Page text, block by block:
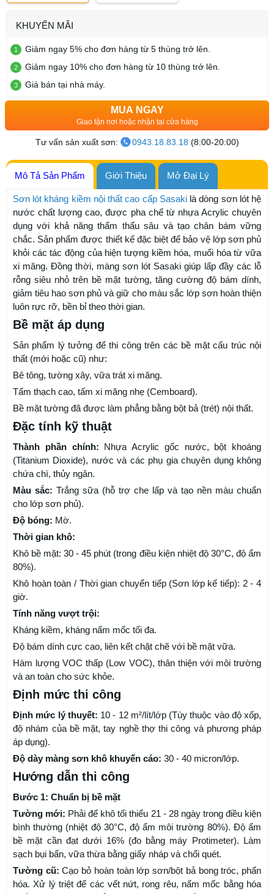
KHUYẾN MÃI
Giảm ngay 5% cho đơn hàng từ 5 thùng trở lên.
Giảm ngay 10% cho đơn hàng từ 10 thùng trở lên.
Giá bán tại nhà máy.
MUA NGAY
Giao tận nơi hoặc nhận tại cửa hàng
Tư vấn sản xuất sơn: 0943.18.83.18 (8:00-20:00)
Mô Tả Sản Phẩm Giới Thiệu Mở Đại Lý
Sơn lót kháng kiềm nội thất cao cấp Sasakilà dòng sơn lót hệ
nước chất lượng cao, được pha chế từ nhựa Acrylic chuyên
dụng với khả năng thẩm thấu sâu và tạo chân bám vững
chắc. Sản phẩm được thiết kế đặc biệt để bảo vệ lớp sơn phủ
khỏi các tác động của hiện tượng kiềm hóa, muối hóa từ vữa
xi măng. Đồng thời, màng sơn lót Sasaki giúp lấp đầy các lỗ
rỗng siêu nhỏ trên bề mặt tường, tăng cường độ bám dính,
giảm tiêu hao sơn phủ và giữ cho màu sắc lớp sơn hoàn thiện
luôn rực rỡ, bền bỉ theo thời gian.
Bề mặt áp dụng
Sản phẩm lý tưởng để thi công trên các bề mặt cấu trúc nội
thất (mới hoặc cũ) như:
Bê tông, tường xây, vữa trát xi măng.
Tấm thạch cao, tấm xi măng nhẹ (Cemboard).
Bề mặt tường đã được làm phẳng bằng bột bả (trét) nội thất.
Đặc tính kỹ thuật
Thành phần chính: Nhựa Acrylic gốc nước, bột khoáng
(Titanium Dioxide), nước và các phụ gia chuyên dụng không
chứa chì, thủy ngân.
Màu sắc: Trắng sữa (hỗ trợ che lấp và tạo nền màu chuẩn
cho lớp sơn phủ).
Độ bóng: Mờ.
Thời gian khô:
Khô bề mặt: 30 - 45 phút (trong điều kiện nhiệt độ 30°C, độ ẩm
80%).
Khô hoàn toàn / Thời gian chuyển tiếp (Sơn lớp kế tiếp): 2 - 4
giờ.
Tính năng vượt trội:
Kháng kiềm, kháng nấm mốc tối đa.
Độ bám dính cực cao, liên kết chặt chẽ với bề mặt vữa.
Hàm lượng VOC thấp (Low VOC), thân thiện với môi trường
và an toàn cho sức khỏe.
Định mức thi công
Định mức lý thuyết: 10 - 12 m²/lít/lớp (Tùy thuộc vào độ xốp,
độ nhám của bề mặt, tay nghề thợ thi công và phương pháp
áp dụng).
Độ dày màng sơn khô khuyến cáo: 30 - 40 micron/lớp.
Hướng dẫn thi công
Bước 1: Chuẩn bị bề mặt
Tường mới: Phải để khô tối thiểu 21 - 28 ngày trong điều kiện
bình thường (nhiệt độ 30°C, độ ẩm môi trường 80%). Độ ẩm
bề mặt cần đạt dưới 16% (đo bằng máy Protimeter). Làm
sạch bụi bẩn, vữa thừa bằng giấy nháp và chổi quét.
Tường cũ: Cạo bỏ hoàn toàn lớp sơn/bột bả bong tróc, phấn
hóa. Xử lý triệt để các vết nứt, rong rêu, nấm mốc bằng hóa